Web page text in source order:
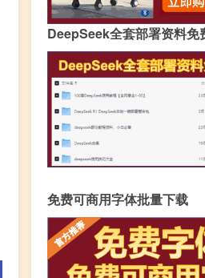
DeepSeek全套部署资料免
免费可商用字体批量下载